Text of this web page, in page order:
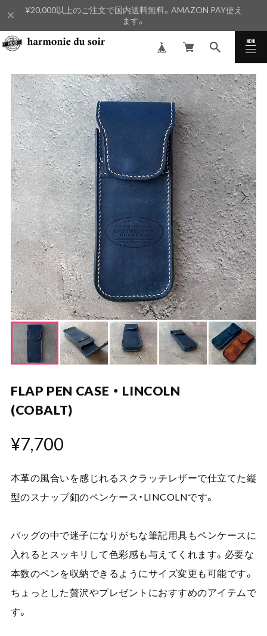
¥20,000以上のご注文で国内送料無料。AMAZON PAY使え
ます。
MENU
CLOSE
FLAP PEN CASE ・ LINCOLN
(COBALT)
¥7,700
本革の風合いを感じれるスクラッチレザーで仕立てた縦
型のスナップ釦のペンケース・LINCOLNです。
バッグの中で迷子になりがちな筆記用具もペンケースに
入れるとスッキリして色彩感も与えてくれます。必要な
本数のペンを収納できるようにサイズ変更も可能です。
ちょっとした贅沢やプレゼントにおすすめのアイテムで
す。